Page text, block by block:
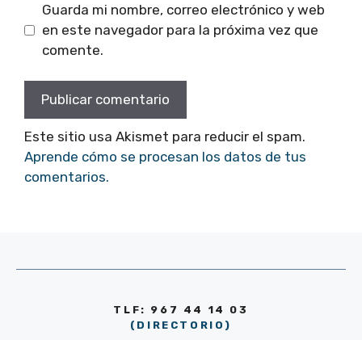
Guarda mi nombre, correo electrónico y web
en este navegador para la próxima vez que
comente.
Este sitio usa Akismet para reducir el spam.
Aprende cómo se procesan los datos de tus
comentarios.
TLF: 967 44 14 03
(DIRECTORIO)